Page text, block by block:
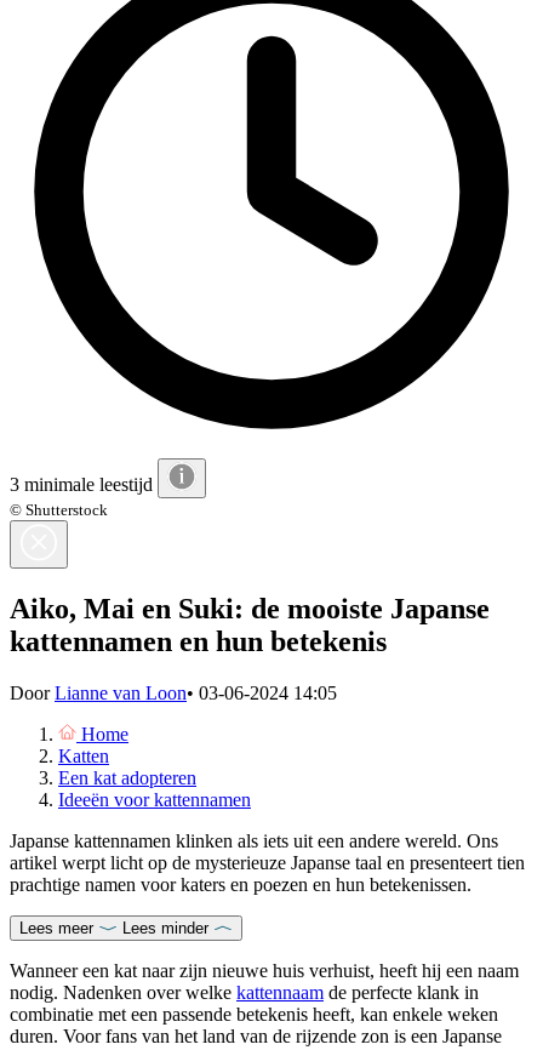
3 minimale leestijd
© Shutterstock
Aiko, Mai en Suki: de mooiste Japanse
kattennamen en hun betekenis
DoorLianne van Loon• 03-06-2024 14:05
Home
Katten
Een kat adopteren
Ideeën voor kattennamen
Japanse kattennamen klinken als iets uit een andere wereld. Ons
artikel werpt licht op de mysterieuze Japanse taal en presenteert tien
prachtige namen voor katers en poezen en hun betekenissen.
Lees meer Lees minder
Wanneer een kat naar zijn nieuwe huis verhuist, heeft hij een naam
nodig. Nadenken over welke kattennaam de perfecte klank in
combinatie met een passende betekenis heeft, kan enkele weken
duren. Voor fans van het land van de rijzende zon is een Japanse